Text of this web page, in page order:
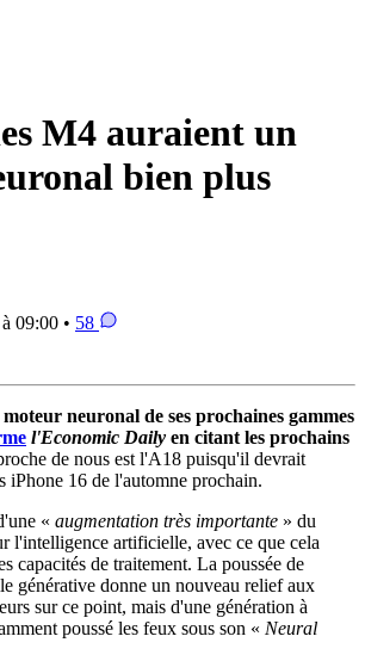
M4 auraient un
bien plus
09:00 • 58
neuronal de ses prochaines gammes
l'Economic Daily en citant les prochains
de nous est l'A18 puisqu'il devrait
iPhone 16 de l'automne prochain.
« augmentation très importante » du
l'intelligence artificielle, avec ce que cela
capacités de traitement. La poussée de
générative donne un nouveau relief aux
sur ce point, mais d'une génération à
poussé les feux sous son « Neural